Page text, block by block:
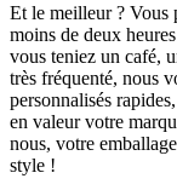
Et le meilleur ? Vous
moins de deux
vous teniez un café,
très fréquenté, nous
personnalisés
en valeur votre
nous, votre
style !